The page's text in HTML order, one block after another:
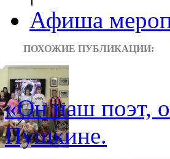
Афиша
ПОХОЖИЕ ПУБЛИКАЦИИ:
«Он наш поэт,
Пушкине.